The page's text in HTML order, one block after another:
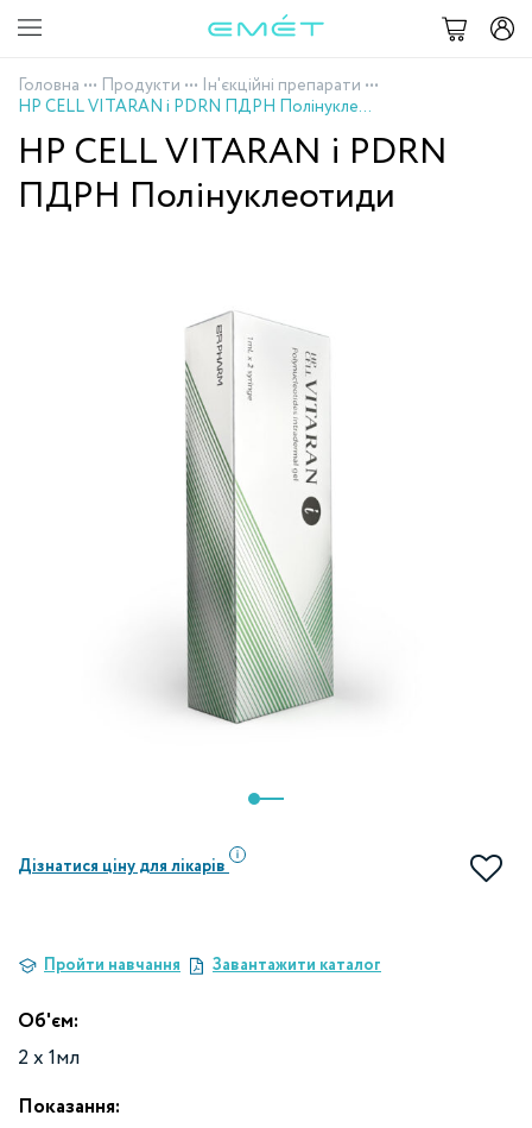
Головна ••• Продукти ••• Ін'єкційні препарати •••
HP CELL VITARAN i PDRN ПДРН Полінуклеотиди
HP CELL VITARAN i PDRN
ПДРН Полінуклеотиди
Дізнатися ціну для лікарів
Пройти навчання Завантажити каталог
Об'єм:
2 х 1мл
Показання: